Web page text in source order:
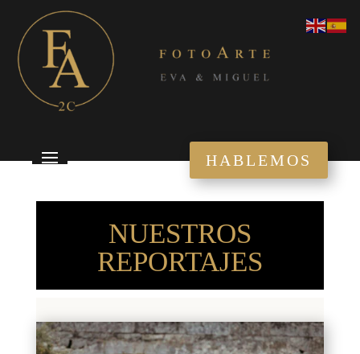
HABLEMOS
NUESTROS
REPORTAJES